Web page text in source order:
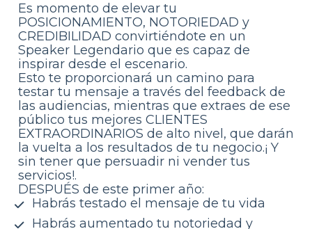
Es momento de elevar tu
POSICIONAMIENTO, NOTORIEDAD y
CREDIBILIDAD convirtiéndote en un
Speaker Legendario que es capaz de
inspirar desde el escenario.
Esto te proporcionará un camino para
testar tu mensaje a través del feedback de
las audiencias, mientras que extraes de ese
público tus mejores CLIENTES
EXTRAORDINARIOS de alto nivel, que darán
la vuelta a los resultados de tu negocio.¡ Y
sin tener que persuadir ni vender tus
servicios!.
DESPUÉS de este primer año:
Habrás testado el mensaje de tu vida
Habrás aumentado tu notoriedad y